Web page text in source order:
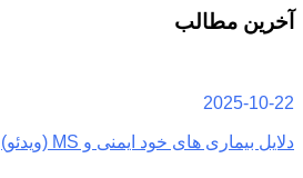
آخرین مطالب
2025-10-22
دلایل بیماری های خود ایمنی و MS (ویدئو)